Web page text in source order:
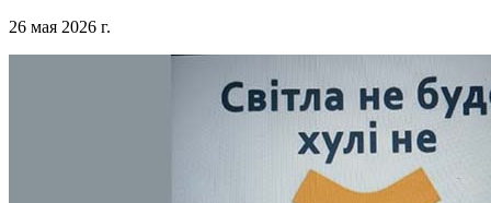
26 мая 2026 г.